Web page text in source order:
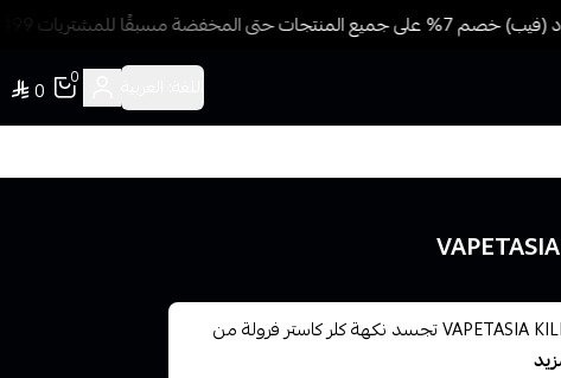
حتى المخفضة مسبقًا للمشتريات 499 ريال + شحن وتوصيل مجاني
0
0
نكهات فيب اصلية نكهة كلر كاستر فرولة VAPETASIA KILLR KUSTARD تجسد نكهة كلر كاستر فرولة من